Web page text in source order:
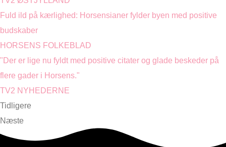
Fuld ild på kærlighed: Horsensianer fylder byen med positive
budskaber
HORSENS FOLKEBLAD
"Der er lige nu fyldt med positive citater og glade beskeder på
flere gader i Horsens."
TV2 NYHEDERNE
Tidligere
Næste